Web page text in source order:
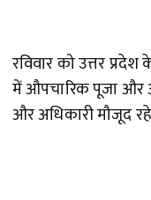
रविवार को उत्तर
में औपचारिक पूजा और
और अधिकारी मौजूद